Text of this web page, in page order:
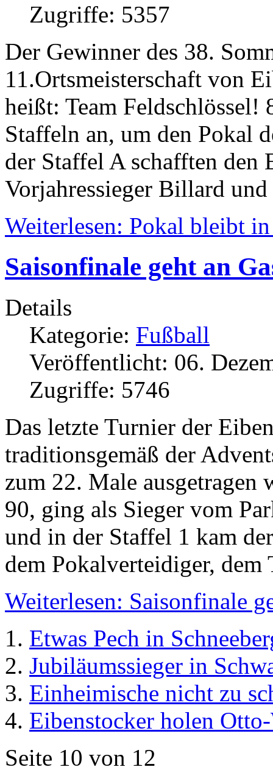
Zugriffe: 5357
Der Gewinner des 38.
11.Ortsmeisterschaft von
heißt: Team Feldschlössel!
Staffeln an, um den Pokal
der Staffel A schafften
Vorjahressieger Billard
Weiterlesen: Pokal bleibt
Saisonfinale geht an
Details
Kategorie: Fußball
Veröffentlicht: 06.
Zugriffe: 5746
Das letzte Turnier der
traditionsgemäß der
zum 22. Male ausgetragen
90, ging als Sieger vom
und in der Staffel 1 kam
dem Pokalverteidiger,
Weiterlesen: Saisonfinale
Etwas Pech in
Jubiläumssieger in
Einheimische nicht zu
Eibenstocker holen
Seite 10 von 12